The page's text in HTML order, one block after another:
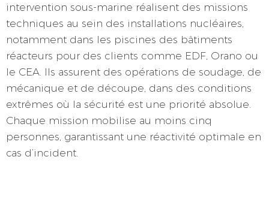
intervention sous-marine réalisent des missions
techniques au sein des installations nucléaires,
notamment dans les piscines des bâtiments
réacteurs pour des clients comme EDF, Orano ou
le CEA. Ils assurent des opérations de soudage, de
mécanique et de découpe, dans des conditions
extrêmes où la sécurité est une priorité absolue.
Chaque mission mobilise au moins cinq
personnes, garantissant une réactivité optimale en
cas d’incident.